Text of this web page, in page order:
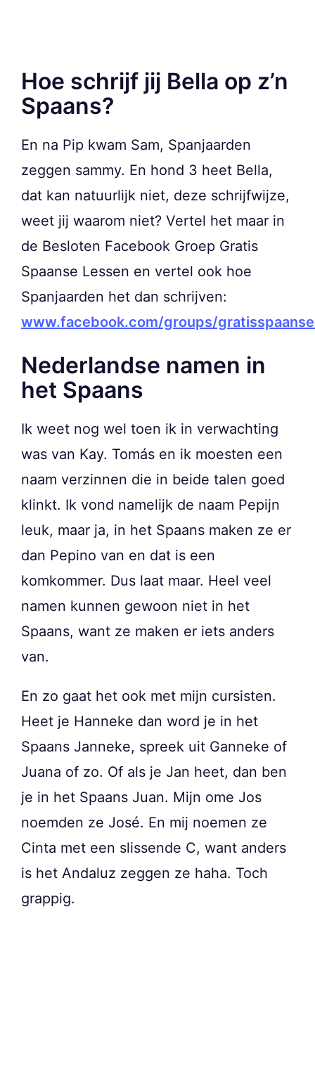
Hoe schrijf jij Bella op z’n
Spaans?
En na Pip kwam Sam, Spanjaarden
zeggen sammy. En hond 3 heet Bella,
dat kan natuurlijk niet, deze schrijfwijze,
weet jij waarom niet? Vertel het maar in
de Besloten Facebook Groep Gratis
Spaanse Lessen en vertel ook hoe
Spanjaarden het dan schrijven:
www.facebook.com/groups/
Nederlandse namen in
het Spaans
Ik weet nog wel toen ik in verwachting
was van Kay. Tomás en ik moesten een
naam verzinnen die in beide talen goed
klinkt. Ik vond namelijk de naam Pepijn
leuk, maar ja, in het Spaans maken ze er
dan Pepino van en dat is een
komkommer. Dus laat maar. Heel veel
namen kunnen gewoon niet in het
Spaans, want ze maken er iets anders
van.
En zo gaat het ook met mijn cursisten.
Heet je Hanneke dan word je in het
Spaans Janneke, spreek uit Ganneke of
Juana of zo. Of als je Jan heet, dan ben
je in het Spaans Juan. Mijn ome Jos
noemden ze José. En mij noemen ze
Cinta met een slissende C, want anders
is het Andaluz zeggen ze haha. Toch
grappig.